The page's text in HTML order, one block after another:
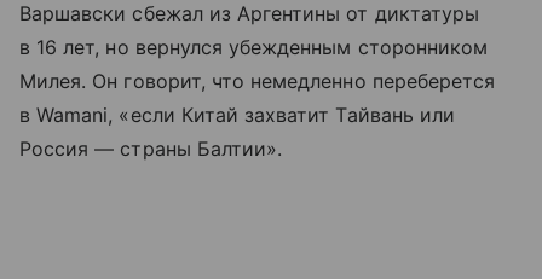
Варшавски сбежал из Аргентины от диктатуры
в 16 лет, но вернулся убежденным сторонником
Милея. Он говорит, что немедленно переберется
в Wamani, «если Китай захватит Тайвань или
Россия — страны Балтии».